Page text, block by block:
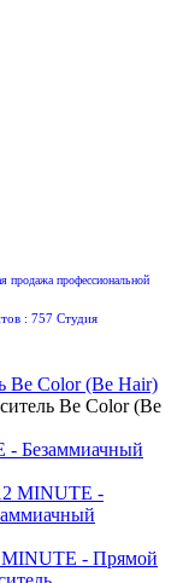
продажа профессиональной
: 757 Студия
Be Color (Be Hair)
Be Color (Be
- Безаммиачный
MINUTE -
- Прямой